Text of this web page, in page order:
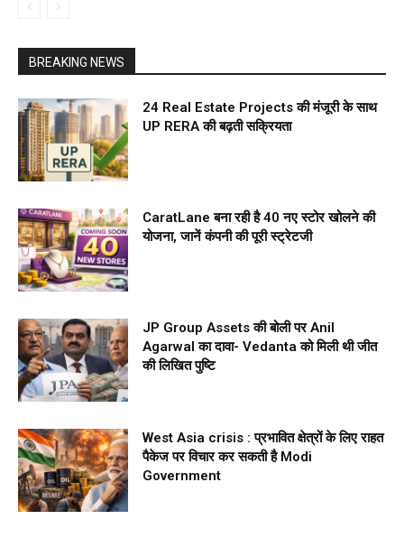
BREAKING NEWS
24 Real Estate Projects की मंजूरी के साथ
UP RERA की बढ़ती सक्रियता
CaratLane बना रही है 40 नए स्टोर खोलने की
योजना, जानें कंपनी की पूरी स्ट्रेटजी
JP Group Assets की बोली पर Anil
Agarwal का दावा- Vedanta को मिली थी जीत
की लिखित पुष्टि
West Asia crisis : प्रभावित क्षेत्रों के लिए राहत
पैकेज पर विचार कर सकती है Modi
Government